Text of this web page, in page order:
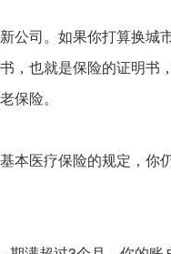
公司。如果你打算换城
，也就是保险的证明书
保险。
本医疗保险的规定，你